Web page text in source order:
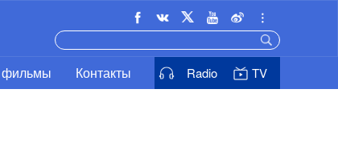
фильмы Контакты Radio TV